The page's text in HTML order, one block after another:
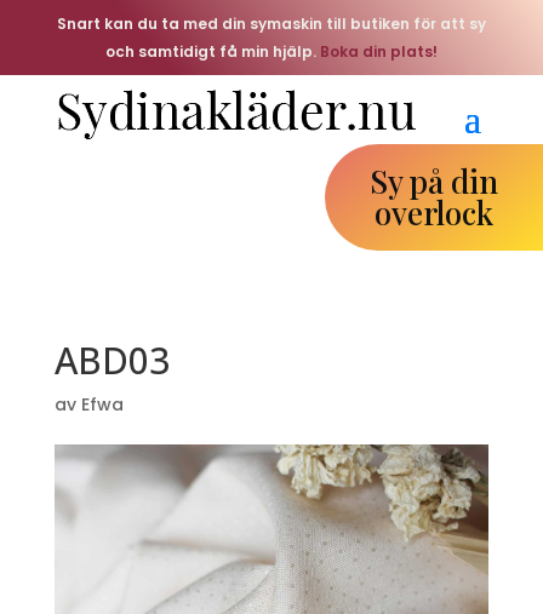
Snart kan du ta med din symaskin till butiken för att sy
och samtidigt få min hjälp. Boka din plats!
Sy på din
overlock
ABD03
av Efwa